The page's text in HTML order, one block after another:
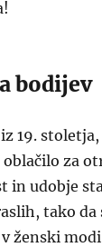
bodijev
19.
za
in udobje
tako da
ženski